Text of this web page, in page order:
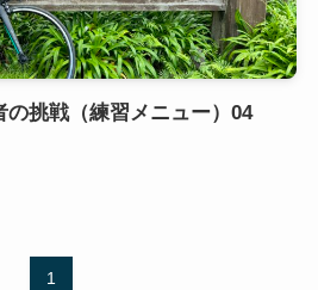
の挑戦（練習メニュー）04
1